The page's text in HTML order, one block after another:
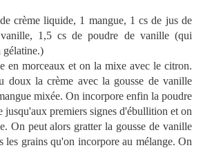
crème liquide, 1 mangue, 1 cs de jus de
1,5 cs de poudre de vanille (qui
gélatine.)
en morceaux et on la mixe avec le citron.
doux la crème avec la gousse de vanille
mixée. On incorpore enfin la poudre
jusqu'aux premiers signes d'ébullition et on
On peut alors gratter la gousse de vanille
les grains qu'on incorpore au mélange. On